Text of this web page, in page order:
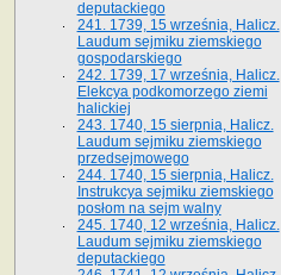
deputackiego
241. 1739, 15 września, Halicz.
Laudum sejmiku ziemskiego
gospodarskiego
242. 1739, 17 września, Halicz.
Elekcya podkomorzego ziemi
halickiej
243. 1740, 15 sierpnia, Halicz.
Laudum sejmiku ziemskiego
przedsejmowego
244. 1740, 15 sierpnia, Halicz.
Instrukcya sejmiku ziemskiego
posłom na sejm walny
245. 1740, 12 września, Halicz.
Laudum sejmiku ziemskiego
deputackiego